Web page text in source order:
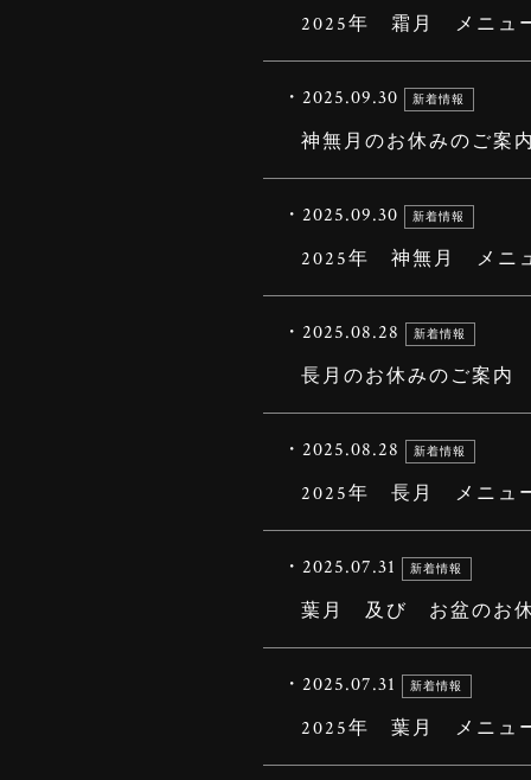
2025年 霜月 メニュ
・2025.09.30 新着情報
神無月のお休みのご案内
・2025.09.30 新着情報
2025年 神無月 メニ
・2025.08.28 新着情報
長月のお休みのご案内
・2025.08.28 新着情報
2025年 長月 メニュ
・2025.07.31 新着情報
葉月 及び お盆のお休
・2025.07.31 新着情報
2025年 葉月 メニュ